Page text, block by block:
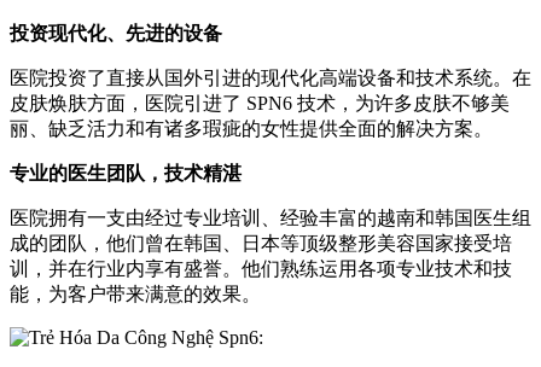
投资现代化、先进的设备
医院投资了直接从国外引进的现代化高端设备和技术系统。在
皮肤焕肤方面，医院引进了 SPN6 技术，为许多皮肤不够美
丽、缺乏活力和有诸多瑕疵的女性提供全面的解决方案。
专业的医生团队，技术精湛
医院拥有一支由经过专业培训、经验丰富的越南和韩国医生组
成的团队，他们曾在韩国、日本等顶级整形美容国家接受培
训，并在行业内享有盛誉。他们熟练运用各项专业技术和技
能，为客户带来满意的效果。